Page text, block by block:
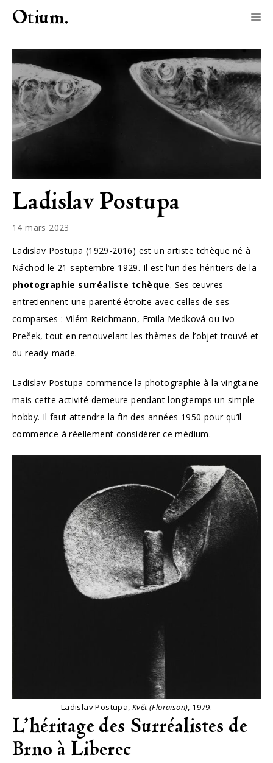
AllerOtium.
Ladislav Postupa
14 mars 2023
Ladislav Postupa (1929-2016) est un artiste tchèque né à
Náchod le 21 septembre 1929. Il est l’un des héritiers de la
photographie surréaliste tchèque. Ses œuvres
entretiennent une parenté étroite avec celles de ses
comparses : Vilém Reichmann, Emila Medková ou Ivo
Preček, tout en renouvelant les thèmes de l’objet trouvé et
du ready-made.
Ladislav Postupa commence la photographie à la vingtaine
mais cette activité demeure pendant longtemps un simple
hobby. Il faut attendre la fin des années 1950 pour qu’il
commence à réellement considérer ce médium.
Ladislav Postupa, Květ (Floraison), 1979.
L’héritage des Surréalistes de
Brno à Liberec